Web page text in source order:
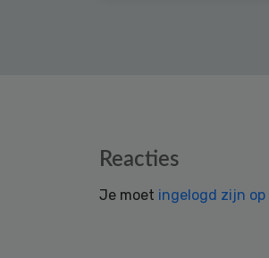
Reacties
Je moet ingelogd zijn op